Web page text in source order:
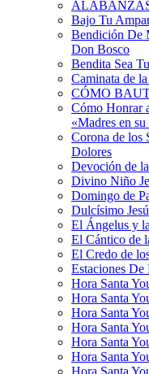
Bajo Tu
Bendición De
Don Bosco
Bendita Sea
Caminata de
CÓMO
Cómo Honrar
«Madres en
Corona de los
Dolores
Devoción de
Divino Niño
Domingo de
Dulcísimo
El Ángelus y
El Cántico de
El Credo de
Estaciones
Hora Santa
Hora Santa
Hora Santa
Hora Santa
Hora Santa
Hora Santa